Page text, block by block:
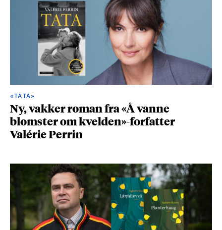
«TATA»
Ny, vakker roman fra «Å vanne
blomster om kvelden»-forfatter
Valérie Perrin